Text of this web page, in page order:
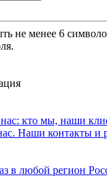
не менее 6
кто мы, наши
Наши контакты и
в любой регион